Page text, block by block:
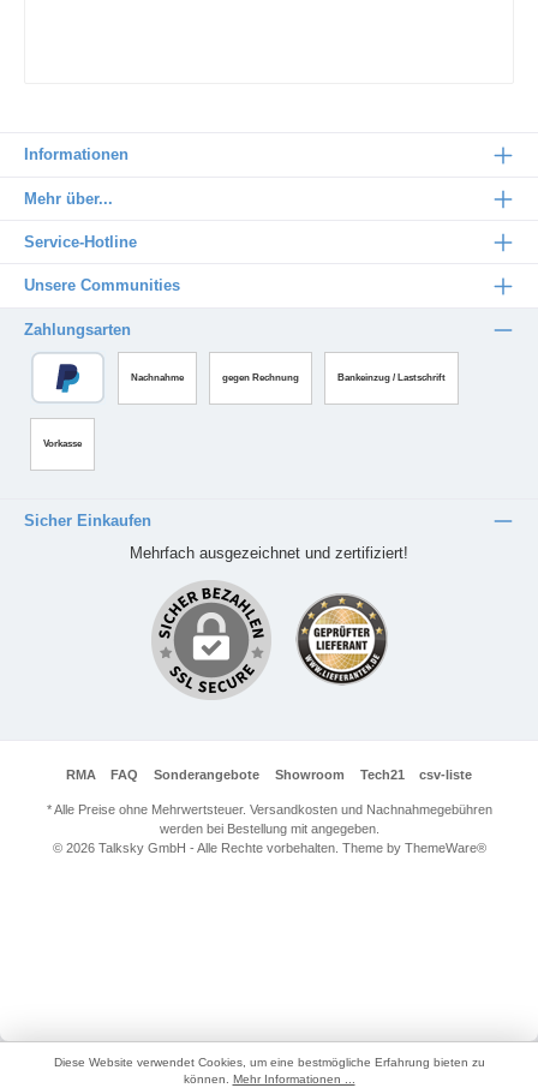
Informationen
Mehr über...
Service-Hotline
Unsere Communities
Zahlungsarten
Nachnahme gegen Rechnung Bankeinzug / Lastschrift
Vorkasse
Sicher Einkaufen
Mehrfach ausgezeichnet und zertifiziert!
RMA FAQ Sonderangebote Showroom Tech21 csv-liste
* Alle Preise ohne Mehrwertsteuer. Versandkosten und Nachnahmegebühren
werden bei Bestellung mit angegeben.
© 2026 Talksky GmbH - Alle Rechte vorbehalten. Theme by ThemeWare®
Diese Website verwendet Cookies, um eine bestmögliche Erfahrung bieten zu
können. Mehr Informationen ...